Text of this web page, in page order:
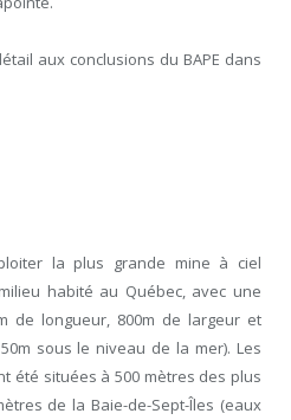
aux conclusions du BAPE dans
la plus grande mine à ciel
habité au Québec, avec une
de longueur, 800m de largeur et
sous le niveau de la mer). Les
été situées à 500 mètres des plus
de la Baie-de-Sept-Îles (eaux